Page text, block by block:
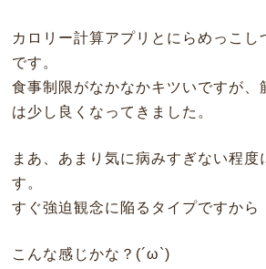
カロリー計算アプリとにらめっこし
です。
食事制限がなかなかキツいですが、
は少し良くなってきました。
まあ、あまり気に病みすぎない程度
す。
すぐ強迫観念に陥るタイプですから
こんな感じかな？(´ω`)